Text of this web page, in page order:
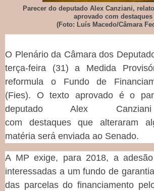
Parecer do deputado Alex Canziani,
aprovado com destaques
(Foto: Luís Macedo/Câmara
O Plenário da Câmara dos
terça-feira (31) a Medida
reformula o Fundo de
(Fies). O texto aprovado é o
deputado Alex
com destaquesque alteraram
matéria será enviada ao Senado.
A MP exige, para 2018, a
interessadas a um fundo de
das parcelas do financiamento